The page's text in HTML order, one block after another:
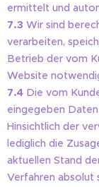
ermittelt und
7.3 Wir sind
verarbeiten,
Betrieb der vom
Website
7.4 Die vom
eingegeben
Hinsichtlich der
lediglich die
aktuellen Stand
Verfahren absolut